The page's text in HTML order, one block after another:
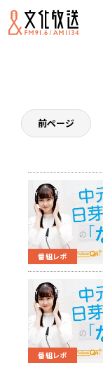
前ページ
番組レポ
番組レポ